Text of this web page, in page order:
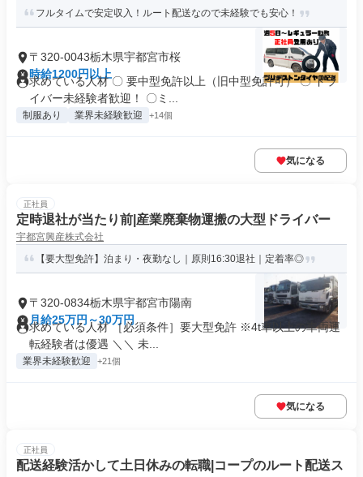
フルタイムで安定収入！ルート配送なので未経験でも安心！
〒320-0043栃木県宇都宮市桜
時給1200円以上
求めている人材 〇 要中型免許以上（旧中型免許可） 〇 ドラ
イバー未経験者歓迎！ 〇ミ...
制服あり 業界未経験歓迎 +14個
気になる
正社員
定時退社が当たり前|産業廃棄物運搬の大型ドライバー
宇都宮興産株式会社
【要大型免許】泊まり・夜勤なし｜原則16:30退社｜定着率◎
〒320-0834栃木県宇都宮市陽南
月給25万円～30万円
求めている人材 ［必須条件］要大型免許 ※4t車以上の車両運
転経験者は優遇 ＼＼ 未...
業界未経験歓迎 +21個
気になる
正社員
配送経験活かして土日休みの転職|コープのルート配送ス